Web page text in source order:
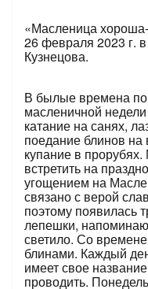
«Масленица
26 февраля 2023 г.
Кузнецова.
В былые времена
масленичной
катание на санях,
поедание блинов на
купание в
встретить на
угощением на
связано с верой
поэтому появилась
лепешки,
светило. Со
блинами. Каждый
имеет свое
проводить.